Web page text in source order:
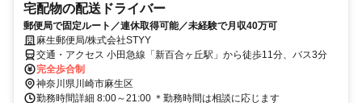
宅配物の配送ドライバー
郵便局で固定ルート／連休取得可能／未経験で月収40万可
麻生郵便局/株式会社STYY
交通・アクセス 小田急線「新百合ヶ丘駅」から徒歩11分、バス3分
完全歩合制
神奈川県川崎市麻生区
勤務時間詳細 8:00～21:00 ＊勤務時間は相談に応じます